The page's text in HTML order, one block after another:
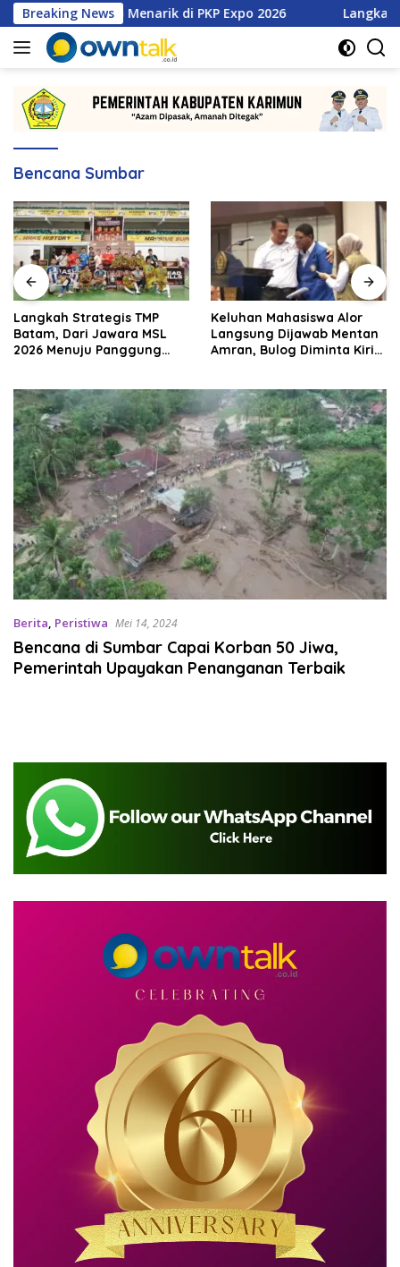
Langsung
ke
konten
Breaking News
Promo Menarik di PKP Expo 2026 Langkah
Bencana Sumbar
Langkah Strategis TMP
Batam, Dari Jawara MSL
2026 Menuju Panggung
Keluhan Mahasiswa Alor
Langsung Dijawab Mentan
Amran, Bulog Diminta Kirim
Berita, Peristiwa Mei 14, 2024
Bencana di Sumbar Capai Korban 50 Jiwa,
Pemerintah Upayakan Penanganan Terbaik